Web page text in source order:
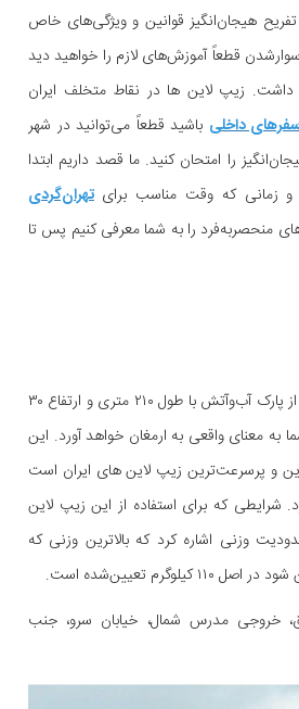
هیجان‌انگیز قوانین و ویژگی‌های خاص
قطعاً آموزش‌های لازم را خواهید دید
داشت. زیپ لاین ها در نقاط متخلف ایران
داخلی باشید قطعاً می‌توانید در شهر
را امتحان کنید. ما قصد داریم ابتدا
و زمانی که وقت مناسب برای تهران‌گردی
منحصربه‌فرد را به شما معرفی کنیم پس تا
این زیپ لاین با نمایی زیبا از پارک آب‌وآتش با طول ۲۱۰ متری و ارتفاع ۳۰
شما به معنای واقعی به ارمغان خواهد آورد. این
و پرسرعت‌ترین زیپ لاین های ایران است
شرایطی که برای استفاده از این زیپ لاین
وزنی اشاره کرد که بالاترین وزنی که
تعیین‌شده است.
خروجی مدرس شمال، خیابان سرو، جنب